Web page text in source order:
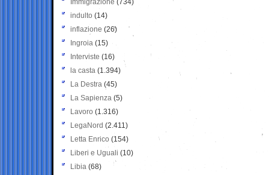
Immigrazione (734)
indulto (14)
inflazione (26)
Ingroia (15)
Interviste (16)
la casta (1.394)
La Destra (45)
La Sapienza (5)
Lavoro (1.316)
LegaNord (2.411)
Letta Enrico (154)
Liberi e Uguali (10)
Libia (68)